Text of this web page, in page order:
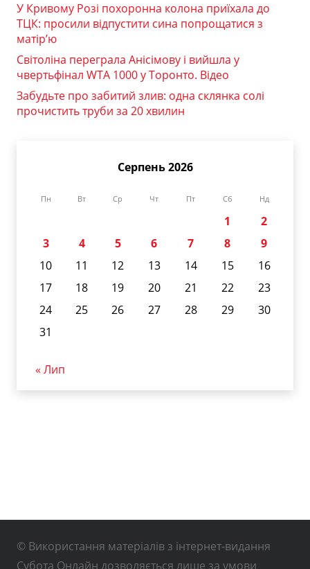
У Кривому Розі похоронна колона приїхала до
ТЦК: просили відпустити сина попрощатися з
матір’ю
Світоліна переграла Анісімову і вийшла у
чвертьфінал WTA 1000 у Торонто. Відео
Забудьте про забитий злив: одна склянка солі
прочистить труби за 20 хвилин
Серпень 2026
Пн Вт Ср Чт Пт Сб Нд
1
2
3
4 5 6 7 8
9
10
11 12 13 14 15
16
17
18 19 20 21 22
23
24
25 26 27 28 29
30
31
« Лип
© Використання матеріалів з інтернет-видання
Субота Онлайн дозволяється лише за умови